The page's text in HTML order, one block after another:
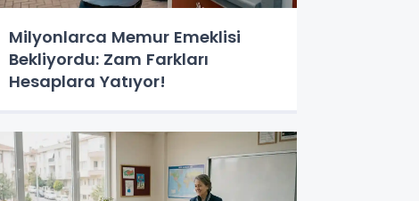
Milyonlarca Memur Emeklisi
Bekliyordu: Zam Farkları
Hesaplara Yatıyor!